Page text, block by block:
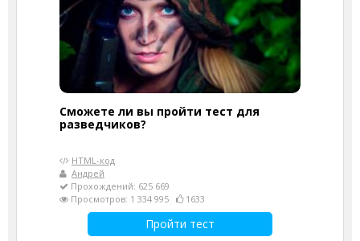
Сможете ли вы пройти тест для
разведчиков?
HTML-код
Андрей
Прохождений: 625 669
Просмотров: 1 334 995
1633
Пройти тест